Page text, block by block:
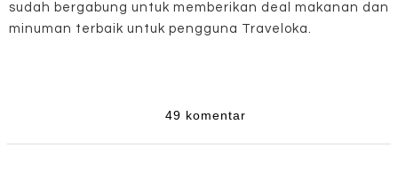
sudah bergabung untuk memberikan deal makanan dan
minuman terbaik untuk pengguna Traveloka.
49 komentar